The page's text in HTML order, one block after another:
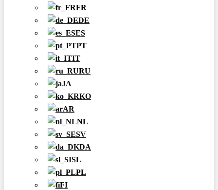
FR
DE
ES
PT
IT
RU
JA
KO
AR
NL
SV
DA
SL
PL
FI